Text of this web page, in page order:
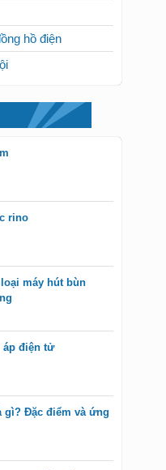
hồ điện
rino
máy hút bùn
áp điện tử
gì? Đặc điểm và ứng